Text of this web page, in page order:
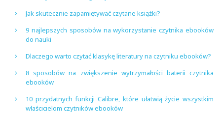
Jak skutecznie zapamiętywać czytane książki?
9 najlepszych sposobów na wykorzystanie czytnika ebooków
do nauki
Dlaczego warto czytać klasykę literatury na czytniku ebooków?
8 sposobów na zwiększenie wytrzymałości baterii czytnika
ebooków
10 przydatnych funkcji Calibre, które ułatwią życie wszystkim
właścicielom czytników ebooków